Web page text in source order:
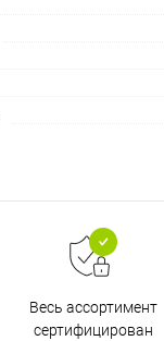
Весь ассортимент
сертифицирован